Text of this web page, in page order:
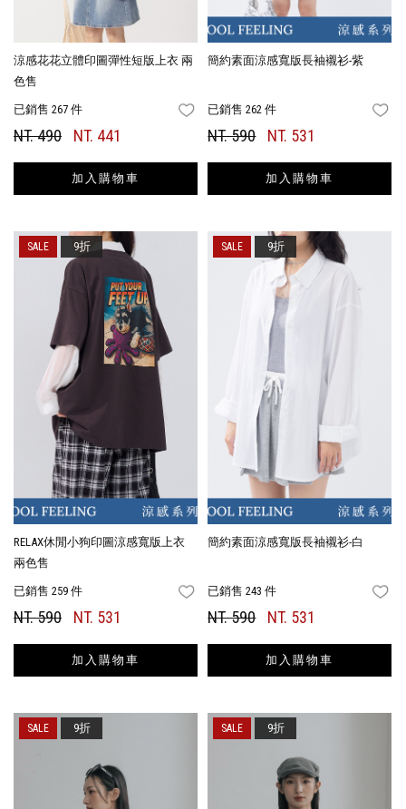
涼感花花立體印圖彈性短版上衣 兩
色售
已銷售 267 件 FAVORITES
NT. 490 NT. 441
加入購物車
簡約素面涼感寬版長袖襯衫-紫
已銷售 262 件
NT. 590 NT. 531
加入購物車
RELAX休閒小狗印圖涼感寬版上衣
兩色售
已銷售 259 件 FAVORITES
NT. 590 NT. 531
加入購物車
9折
簡約素面涼感寬版長袖襯衫-白
已銷售 243 件
NT. 590 NT. 531
加入購物車
9折
9折 9折